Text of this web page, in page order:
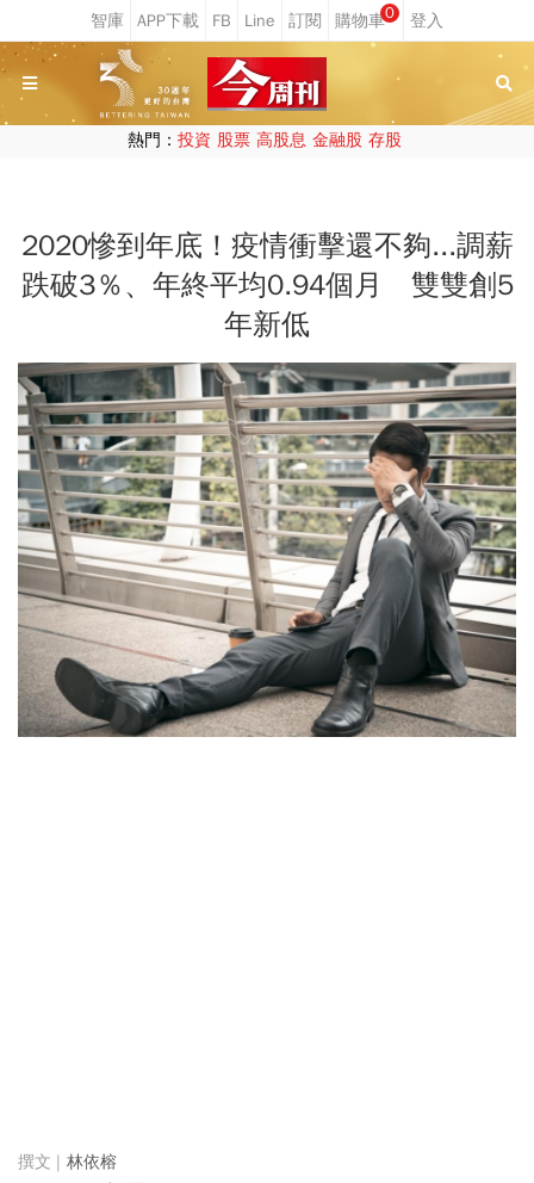
0
熱門： 投資 股票 高股息 金融股 存股
2020慘到年底！疫情衝擊還不夠...調薪
跌破3％、年終平均0.94個月 雙雙創5
年新低
林依榕